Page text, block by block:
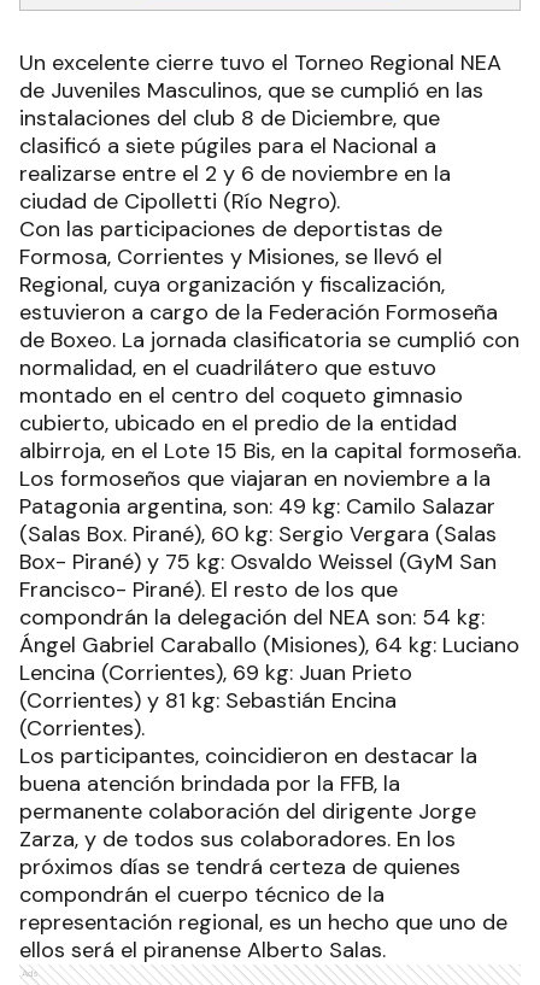
Un excelente cierre tuvo el Torneo Regional NEA
de Juveniles Masculinos, que se cumplió en las
instalaciones del club 8 de Diciembre, que
clasificó a siete púgiles para el Nacional a
realizarse entre el 2 y 6 de noviembre en la
ciudad de Cipolletti (Río Negro).
Con las participaciones de deportistas de
Formosa, Corrientes y Misiones, se llevó el
Regional, cuya organización y fiscalización,
estuvieron a cargo de la Federación Formoseña
de Boxeo. La jornada clasificatoria se cumplió con
normalidad, en el cuadrilátero que estuvo
montado en el centro del coqueto gimnasio
cubierto, ubicado en el predio de la entidad
albirroja, en el Lote 15 Bis, en la capital formoseña.
Los formoseños que viajaran en noviembre a la
Patagonia argentina, son: 49 kg: Camilo Salazar
(Salas Box. Pirané), 60 kg: Sergio Vergara (Salas
Box- Pirané) y 75 kg: Osvaldo Weissel (GyM San
Francisco- Pirané). El resto de los que
compondrán la delegación del NEA son: 54 kg:
Ángel Gabriel Caraballo (Misiones), 64 kg: Luciano
Lencina (Corrientes), 69 kg: Juan Prieto
(Corrientes) y 81 kg: Sebastián Encina
(Corrientes).
Los participantes, coincidieron en destacar la
buena atención brindada por la FFB, la
permanente colaboración del dirigente Jorge
Zarza, y de todos sus colaboradores. En los
próximos días se tendrá certeza de quienes
compondrán el cuerpo técnico de la
representación regional, es un hecho que uno de
ellos será el piranense Alberto Salas.
Ads